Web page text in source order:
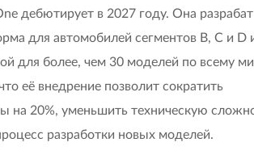
дебютирует в 2027 году. Она
для автомобилей сегментов B, C и D
для более, чем 30 моделей по всему
её внедрение позволит сократить
на 20%, уменьшить техническую
разработки новых моделей.